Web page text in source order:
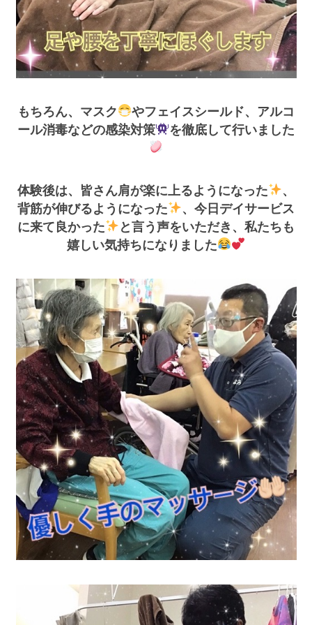
もちろん、マスク
やフェイスシールド、アルコ
ール消毒などの感染対策
を徹底して行いました
体験後は、皆さん肩が楽に上るようになった
、
背筋が伸びるようになった
、今日デイサービス
に来て良かった
と言う声をいただき、私たちも
嬉しい気持ちになりました